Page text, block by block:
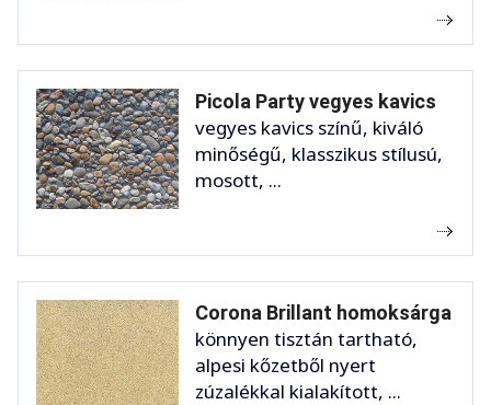
Picola Party vegyes kavics
vegyes kavics színű, kiváló
minőségű, klasszikus stílusú,
mosott, ...
Corona Brillant homoksárga
könnyen tisztán tartható,
alpesi kőzetből nyert
zúzalékkal kialakított, ...